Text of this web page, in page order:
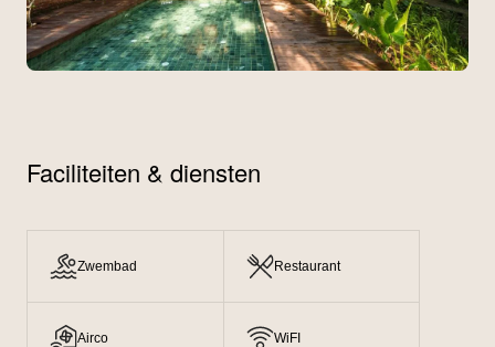
Faciliteiten & diensten
Zwembad Restaurant
Airco WiFI